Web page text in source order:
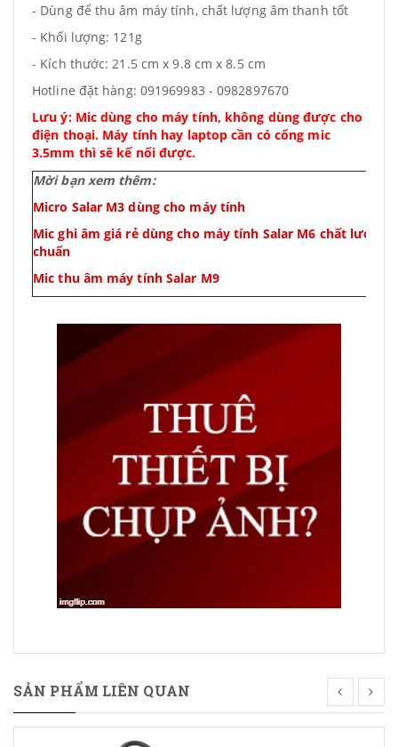
- Dùng để thu âm máy tính, chất lượng âm thanh tốt
- Khối lượng: 121g
- Kích thước: 21.5 cm x 9.8 cm x 8.5 cm
Hotline đặt hàng: 091969983 - 0982897670
Lưu ý: Mic dùng cho máy tính, không dùng được cho
điện thoại. Máy tính hay laptop cần có cổng mic
3.5mm thì sẽ kế nối được.
Mời bạn xem thêm:
Micro Salar M3 dùng cho máy tính
Mic ghi âm giá rẻ dùng cho máy tính Salar M6 chất lượng
chuẩn
Mic thu âm máy tính Salar M9
SẢN PHẨM LIÊN QUAN